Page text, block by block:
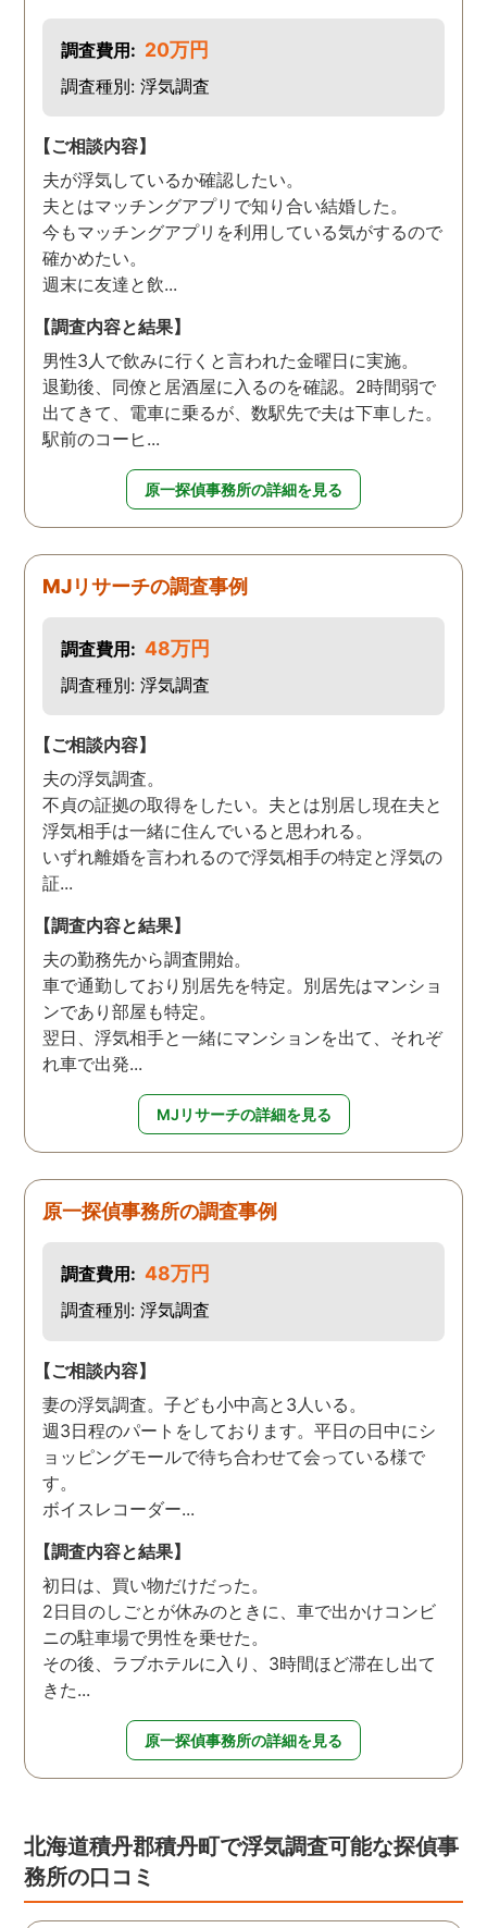
調査費用: 20万円
調査種別: 浮気調査
【ご相談内容】
夫が浮気しているか確認したい。
夫とはマッチングアプリで知り合い結婚した。
今もマッチングアプリを利用している気がするので
確かめたい。
週末に友達と飲...
【調査内容と結果】
男性3人で飲みに行くと言われた金曜日に実施。
退勤後、同僚と居酒屋に入るのを確認。2時間弱で
出てきて、電車に乗るが、数駅先で夫は下車した。
駅前のコーヒ...
原一探偵事務所の詳細を見る
MJリサーチの調査事例
調査費用: 48万円
調査種別: 浮気調査
【ご相談内容】
夫の浮気調査。
不貞の証拠の取得をしたい。夫とは別居し現在夫と
浮気相手は一緒に住んでいると思われる。
いずれ離婚を言われるので浮気相手の特定と浮気の
証...
【調査内容と結果】
夫の勤務先から調査開始。
車で通勤しており別居先を特定。別居先はマンショ
ンであり部屋も特定。
翌日、浮気相手と一緒にマンションを出て、それぞ
れ車で出発...
MJリサーチの詳細を見る
原一探偵事務所の調査事例
調査費用: 48万円
調査種別: 浮気調査
【ご相談内容】
妻の浮気調査。子ども小中高と3人いる。
週3日程のパートをしております。平日の日中にシ
ョッピングモールで待ち合わせて会っている様で
す。
ボイスレコーダー...
【調査内容と結果】
初日は、買い物だけだった。
2日目のしごとが休みのときに、車で出かけコンビ
ニの駐車場で男性を乗せた。
その後、ラブホテルに入り、3時間ほど滞在し出て
きた...
原一探偵事務所の詳細を見る
北海道積丹郡積丹町で浮気調査可能な探偵事
務所の口コミ